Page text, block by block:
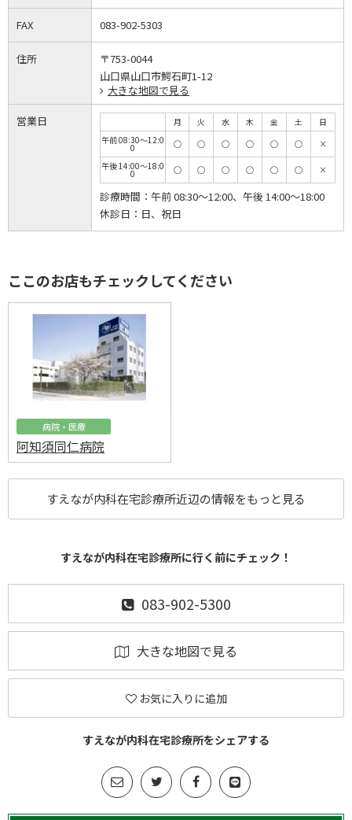
FAX 083-902-5303
住所
〒753-0044
山口県山口市鰐石町1-12
大きな地図で見る
営業日 月 火 水 木 金 土
日
午前 08:30～12:0
0 ◯ ◯ ◯ ◯ ◯ ◯
×
午後 14:00～18:0
0 ◯ ◯ ◯ ◯ ◯ ◯ ×
診療時間： 午前 08:30～12:00、午後 14:00～18:00
休診日： 日、祝日
ここのお店もチェックしてください
病院・医療
阿知須同仁病院
すえなが内科在宅診療所近辺の情報をもっと見る
すえなが内科在宅診療所に行く前にチェック！
083-902-5300
大きな地図で見る
お気に入りに追加
すえなが内科在宅診療所をシェアする